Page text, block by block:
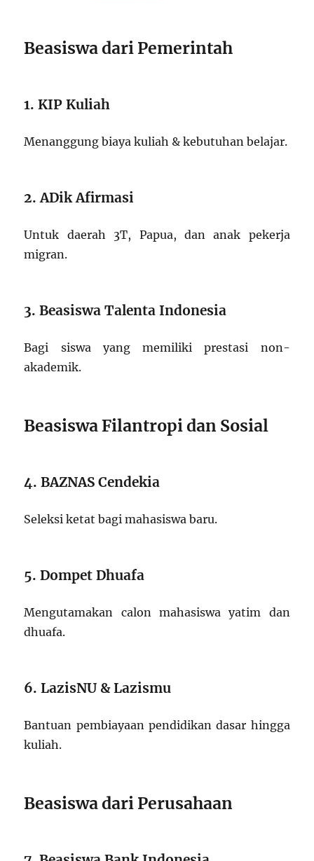
Beasiswa dari Pemerintah
1. KIP Kuliah
Menanggung biaya kuliah & kebutuhan belajar.
2. ADik Afirmasi
Untuk daerah 3T, Papua, dan anak pekerja
migran.
3. Beasiswa Talenta Indonesia
Bagi siswa yang memiliki prestasi non-
akademik.
Beasiswa Filantropi dan Sosial
4. BAZNAS Cendekia
Seleksi ketat bagi mahasiswa baru.
5. Dompet Dhuafa
Mengutamakan calon mahasiswa yatim dan
dhuafa.
6. LazisNU & Lazismu
Bantuan pembiayaan pendidikan dasar hingga
kuliah.
Beasiswa dari Perusahaan